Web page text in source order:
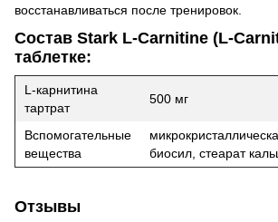
восстанавливаться после тренировок.
Состав Stark L-Carnitine (L-
таблетке:
L-карнитина
тартрат
500 мг
Вспомогательные
вещества
биосил, стеарат
Отзывы